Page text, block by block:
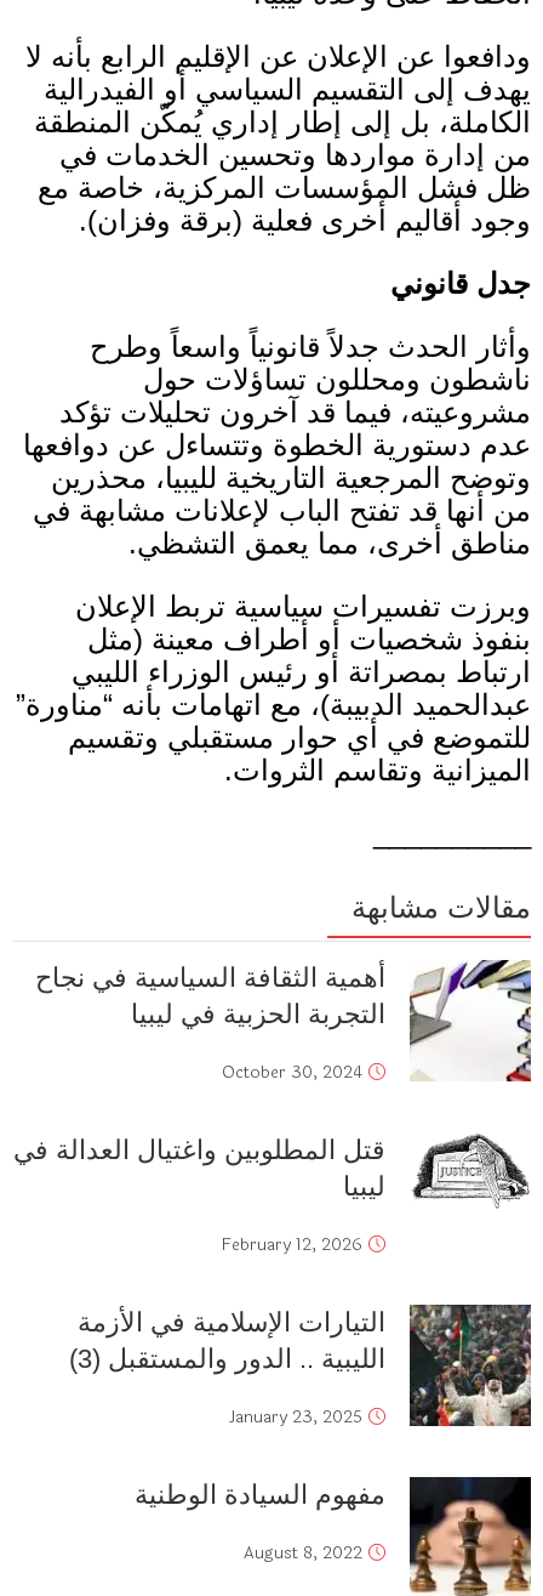
ودافعوا عن الإعلان عن الإقليم الرابع بأنه لا
يهدف إلى التقسيم السياسي أو الفيدرالية
الكاملة، بل إلى إطار إداري يُمكّن المنطقة
من إدارة مواردها وتحسين الخدمات في
ظل فشل المؤسسات المركزية، خاصة مع
وجود أقاليم أخرى فعلية (برقة وفزان).
جدل قانوني
وأثار الحدث جدلاً قانونياً واسعاً وطرح
ناشطون ومحللون تساؤلات حول
مشروعيته، فيما قد آخرون تحليلات تؤكد
عدم دستورية الخطوة وتتساءل عن دوافعها
وتوضح المرجعية التاريخية لليبيا، محذرين
من أنها قد تفتح الباب لإعلانات مشابهة في
مناطق أخرى، مما يعمق التشظي.
وبرزت تفسيرات سياسية تربط الإعلان
بنفوذ شخصيات أو أطراف معينة (مثل
ارتباط بمصراتة أو رئيس الوزراء الليبي
عبدالحميد الدبيبة)، مع اتهامات بأنه “مناورة”
للتموضع في أي حوار مستقبلي وتقسيم
الميزانية وتقاسم الثروات.
مقالات مشابهة
أهمية الثقافة السياسية في نجاح
التجربة الحزبية في ليبيا
October 30, 2024
قتل المطلوبين واغتيال العدالة في
ليبيا
February 12, 2026
التيارات الإسلامية في الأزمة
الليبية .. الدور والمستقبل (3)
January 23, 2025
مفهوم السيادة الوطنية
August 8, 2022